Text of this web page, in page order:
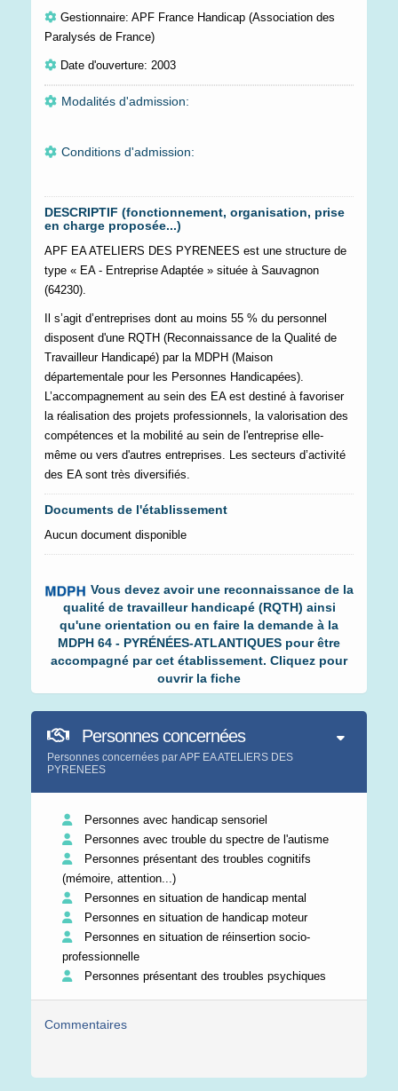
Gestionnaire: APF France Handicap (Association des
Paralysés de France)
Date d'ouverture: 2003
Modalités d'admission:
Conditions d'admission:
DESCRIPTIF (fonctionnement, organisation, prise
en charge proposée...)
APF EA ATELIERS DES PYRENEES est une structure de
type « EA - Entreprise Adaptée » située à Sauvagnon
(64230).
Il s’agit d’entreprises dont au moins 55 % du personnel
disposent d'une RQTH (Reconnaissance de la Qualité de
Travailleur Handicapé) par la MDPH (Maison
départementale pour les Personnes Handicapées).
L’accompagnement au sein des EA est destiné à favoriser
la réalisation des projets professionnels, la valorisation des
compétences et la mobilité au sein de l'entreprise elle-
même ou vers d'autres entreprises. Les secteurs d’activité
des EA sont très diversifiés.
Documents de l'établissement
Aucun document disponible
Vous devez avoir une reconnaissance de la
qualité de travailleur handicapé (RQTH) ainsi
qu'une orientation ou en faire la demande à la
MDPH 64 - PYRÉNÉES-ATLANTIQUES pour être
accompagné par cet établissement. Cliquez pour
ouvrir la fiche
Personnes concernées
Personnes concernées par APF EA ATELIERS DES
PYRENEES
Personnes avec handicap sensoriel
Personnes avec trouble du spectre de l'autisme
Personnes présentant des troubles cognitifs
(mémoire, attention...)
Personnes en situation de handicap mental
Personnes en situation de handicap moteur
Personnes en situation de réinsertion socio-
professionnelle
Personnes présentant des troubles psychiques
Commentaires